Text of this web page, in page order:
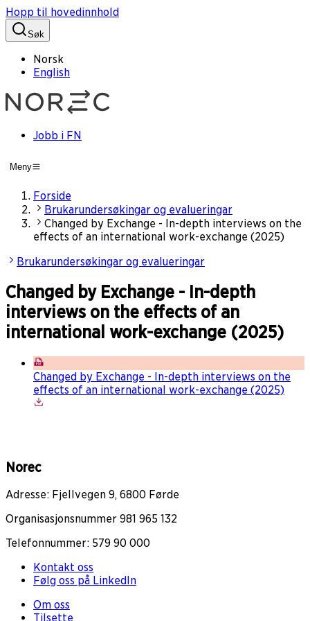
Hopp til hovedinnhold
Søk
Norsk
English
Jobb i FN
Meny
Forside
Brukarundersøkingar og evalueringar
Changed by Exchange - In-depth interviews on the
effects of an international work-exchange (2025)
Brukarundersøkingar og evalueringar
Changed by Exchange - In-depth
interviews on the effects of an
international work-exchange (2025)
Changed by Exchange - In-depth interviews on the
effects of an international work-exchange (2025)
Norec
Adresse: Fjellvegen 9, 6800 Førde
Organisasjonsnummer 981 965 132
Telefonnummer: 579 90 000
Kontakt oss
Følg oss på LinkedIn
Om oss
Tilsette